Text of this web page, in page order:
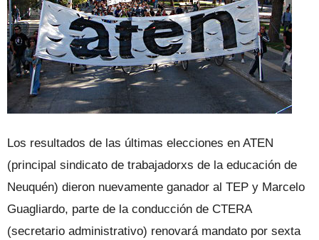
Los resultados de las últimas elecciones en ATEN
(principal sindicato de trabajadorxs de la educación de
Neuquén) dieron nuevamente ganador al TEP y Marcelo
Guagliardo, parte de la conducción de CTERA
(secretario administrativo) renovará mandato por sexta